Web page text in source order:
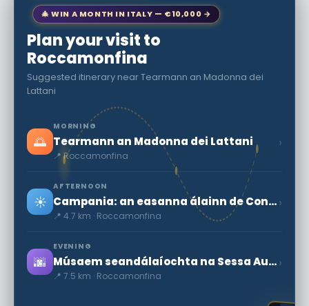
🎄 WIN A MONTH IN ITALY — €10,000 →
Plan your visit to
Roccamonfina
Suggested itinerary near Tearmann an Madonna dei
Lattani
🌅
MORNING
Tearmann an Madonna dei Lattani
📍 Roccamonfina
›
☀️
AFTERNOON
Campania: an easanna álainn de Conca
📍 4.7 km · Roccamonfina
›
🌆
EVENING
Músaem seandálaíochta na Sessa Aurunca
📍 7.5 km · Roccamonfina
›